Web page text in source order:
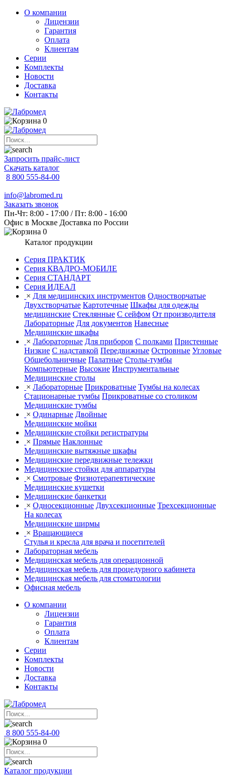
О компании
Лицензии
Гарантия
Оплата
Клиентам
Серии
Комплекты
Новости
Доставка
Контакты
0
Запросить прайс-лист
Скачать каталог
8 800 555-84-00
info@labromed.ru
Заказать звонок
Пн-Чт: 8:00 - 17:00 / Пт: 8:00 - 16:00
Офис в Москве Доставка по России
0
Каталог продукции
Серия ПРАКТИК
Серия КВАДРО-МОБИЛЕ
Серия СТАНДАРТ
Серия ИДЕАЛ
× Для медицинских инструментов Одностворчатые
Двухстворчатые Картотечные Шкафы для одежды
медицинские Стеклянные С сейфом От производителя
Лабораторные Для документов Навесные
Медицинские шкафы
× Лабораторные Для приборов С полками Пристенные
Низкие С надставкой Передвижные Островные Угловые
Общебольничные Палатные Столы-тумбы
Компьютерные Высокие Инструментальные
Медицинские столы
× Лабораторные Прикроватные Тумбы на колесах
Стационарные тумбы Прикроватные со столиком
Медицинские тумбы
× Одинарные Двойные
Медицинские мойки
Медицинские стойки регистратуры
× Прямые Наклонные
Медицинские вытяжные шкафы
Медицинские передвижные тележки
Медицинские стойки для аппаратуры
× Смотровые Физиотерапевтические
Медицинские кушетки
Медицинские банкетки
× Односекционные Двухсекционные Трехсекционные
На колесах
Медицинские ширмы
× Вращающиеся
Стулья и кресла для врача и посетителей
Лабораторная мебель
Медицинская мебель для операционной
Медицинская мебель для процедурного кабинета
Медицинская мебель для стоматологии
Офисная мебель
О компании
Лицензии
Гарантия
Оплата
Клиентам
Серии
Комплекты
Новости
Доставка
Контакты
8 800 555-84-00
0
Каталог продукции